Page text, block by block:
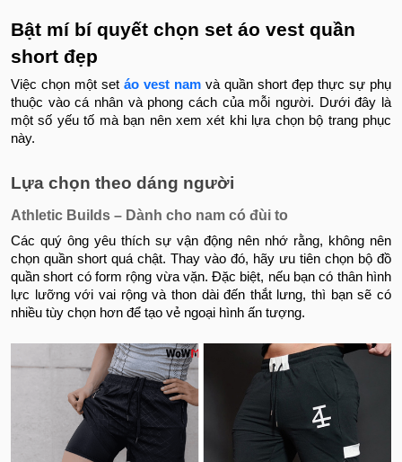
Bật mí bí quyết chọn set áo vest quần
short đẹp
Việc chọn một set áo vest nam và quần short đẹp thực sự phụ
thuộc vào cá nhân và phong cách của mỗi người. Dưới đây là
một số yếu tố mà bạn nên xem xét khi lựa chọn bộ trang phục
này.
Lựa chọn theo dáng người
Athletic Builds – Dành cho nam có đùi to
Các quý ông yêu thích sự vận động nên nhớ rằng, không nên
chọn quần short quá chật. Thay vào đó, hãy ưu tiên chọn bộ đồ
quần short có form rộng vừa vặn. Đặc biệt, nếu bạn có thân hình
lực lưỡng với vai rộng và thon dài đến thắt lưng, thì bạn sẽ có
nhiều tùy chọn hơn để tạo vẻ ngoại hình ấn tượng.